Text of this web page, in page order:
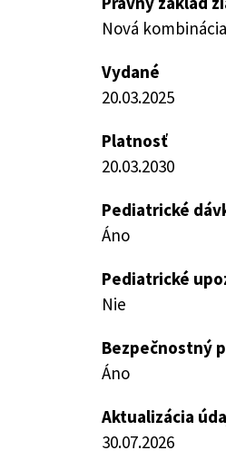
Nová
Vydané
20.03.2025
Platnosť
20.03.2030
Pediatrické
Áno
Pediatrické
Nie
Bezpečnostný
Áno
Aktualizácia
30.07.2026